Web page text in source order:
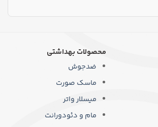
محصولات بهداشتی
ضدجوش
ماسک صورت
میسلار واتر
مام و دئودورانت